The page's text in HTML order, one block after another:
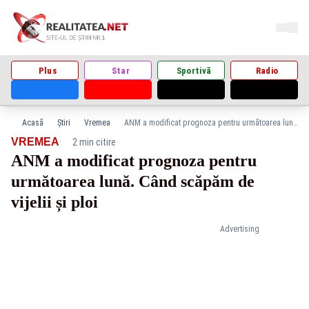
Plus Star Sportivă Radio
Acasă Știri Vremea ANM a modificat prognoza pentru următoarea lună. Când scăpăm de vijelii și ploi
Advertising
VREMEA· 2 min citire
ANM a modificat prognoza pentru
următoarea lună. Când scăpăm de
vijelii și ploi